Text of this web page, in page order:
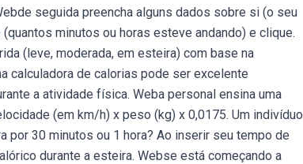
seguida preencha alguns dados sobre si (o seu
minutos ou horas esteve andando) e clique.
(leve, moderada, em esteira) com base na
calculadora de calorias pode ser excelente
a atividade física. Weba personal ensina uma
(em km/h) x peso (kg) x 0,0175. Um indivíduo
30 minutos ou 1 hora? Ao inserir seu tempo de
durante a esteira. Webse está começando a